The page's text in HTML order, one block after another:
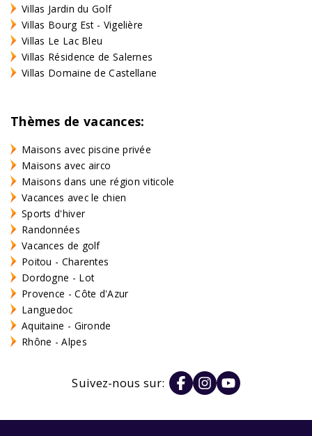
Villas Jardin du Golf
Villas Bourg Est - Vigelière
Villas Le Lac Bleu
Villas Résidence de Salernes
Villas Domaine de Castellane
Thèmes de vacances:
Maisons avec piscine privée
Maisons avec airco
Maisons dans une région viticole
Vacances avec le chien
Sports d'hiver
Randonnées
Vacances de golf
Poitou - Charentes
Dordogne - Lot
Provence - Côte d'Azur
Languedoc
Aquitaine - Gironde
Rhône - Alpes
Suivez-nous sur: